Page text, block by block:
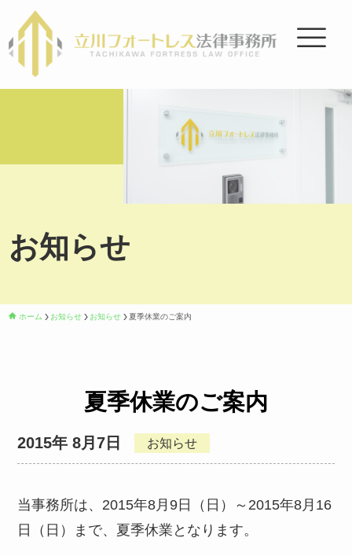
お知らせ
ホーム お知らせ お知らせ 夏季休業のご案内
夏季休業のご案内
2015年 8月7日 お知らせ
当事務所は、2015年8月9日（日）～2015年8月16
日（日）まで、夏季休業となります。